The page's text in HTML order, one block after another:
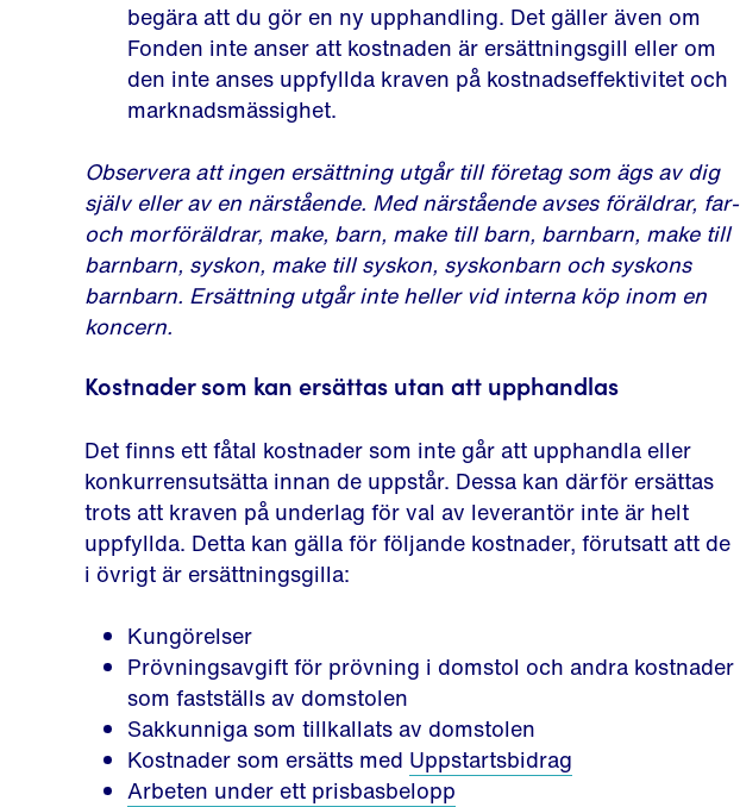
begära att du gör en ny upphandling. Det gäller även om
Fonden inte anser att kostnaden är ersättningsgill eller om
den inte anses uppfyllda kraven på kostnadseffektivitet och
marknadsmässighet.
Observera att ingen ersättning utgår till företag som ägs av dig
själv eller av en närstående. Med närstående avses föräldrar, far-
och morföräldrar, make, barn, make till barn, barnbarn, make till
barnbarn, syskon, make till syskon, syskonbarn och syskons
barnbarn. Ersättning utgår inte heller vid interna köp inom en
koncern.
Kostnader som kan ersättas utan att upphandlas
Det finns ett fåtal kostnader som inte går att upphandla eller
konkurrensutsätta innan de uppstår. Dessa kan därför ersättas
trots att kraven på underlag för val av leverantör inte är helt
uppfyllda. Detta kan gälla för följande kostnader, förutsatt att de
i övrigt är ersättningsgilla:
Kungörelser
Prövningsavgift för prövning i domstol och andra kostnader
som fastställs av domstolen
Sakkunniga som tillkallats av domstolen
Kostnader som ersätts med Uppstartsbidrag
Arbeten under ett prisbasbelopp